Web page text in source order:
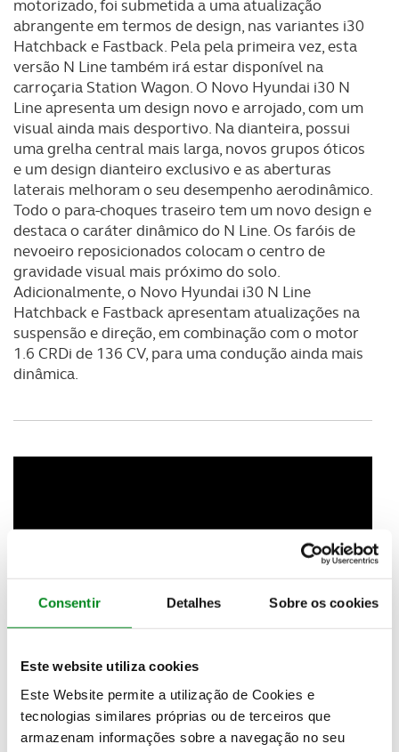
Consentir Detalhes Sobre os cookies
Este website utiliza cookies
Este Website permite a utilização de Cookies e
tecnologias similares próprias ou de terceiros que
armazenam informações sobre a navegação no seu
motorizado, foi submetida a uma atualização
abrangente em termos de design, nas variantes i30
Hatchback e Fastback. Pela pela primeira vez, esta
versão N Line também irá estar disponível na
carroçaria Station Wagon. O Novo Hyundai i30 N
Line apresenta um design novo e arrojado, com um
visual ainda mais desportivo. Na dianteira, possui
uma grelha central mais larga, novos grupos óticos
e um design dianteiro exclusivo e as aberturas
laterais melhoram o seu desempenho aerodinâmico.
Todo o para-choques traseiro tem um novo design e
destaca o caráter dinâmico do N Line. Os faróis de
nevoeiro reposicionados colocam o centro de
gravidade visual mais próximo do solo.
Adicionalmente, o Novo Hyundai i30 N Line
Hatchback e Fastback apresentam atualizações na
suspensão e direção, em combinação com o motor
1.6 CRDi de 136 CV, para uma condução ainda mais
dinâmica.
O Novo Hyundai i30 está equipado com uma gama